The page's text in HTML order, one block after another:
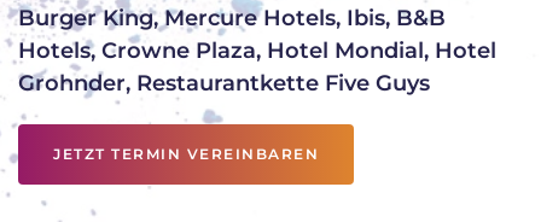
Burger King, Mercure Hotels, Ibis, B&B
Hotels, Crowne Plaza, Hotel Mondial, Hotel
Grohnder, Restaurantkette Five Guys
JETZT TERMIN VEREINBAREN